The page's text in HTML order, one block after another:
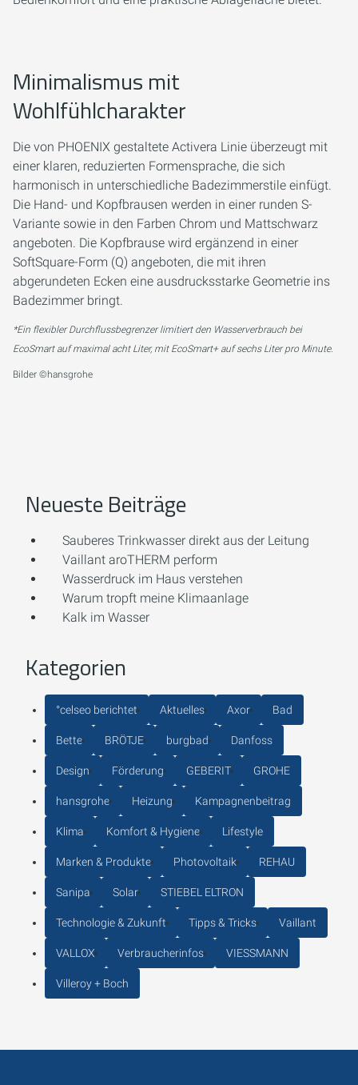
Minimalismus mit
Wohlfühlcharakter
Die von PHOENIX gestaltete Activera Linie überzeugt mit
einer klaren, reduzierten Formensprache, die sich
harmonisch in unterschiedliche Badezimmerstile einfügt.
Die Hand- und Kopfbrausen werden in einer runden S-
Variante sowie in den Farben Chrom und Mattschwarz
angeboten. Die Kopfbrause wird ergänzend in einer
SoftSquare-Form (Q) angeboten, die mit ihren
abgerundeten Ecken eine ausdrucksstarke Geometrie ins
Badezimmer bringt.
*Ein flexibler Durchflussbegrenzer limitiert den Wasserverbrauch bei
EcoSmart auf maximal acht Liter, mit EcoSmart+ auf sechs Liter pro Minute.
Bilder ©hansgrohe
Neueste Beiträge
Sauberes Trinkwasser direkt aus der Leitung
Vaillant aroTHERM perform
Wasserdruck im Haus verstehen
Warum tropft meine Klimaanlage
Kalk im Wasser
Kategorien
°celseo berichtet Aktuelles Axor Bad
Bette BRÖTJE burgbad Danfoss
Design Förderung GEBERIT GROHE
hansgrohe Heizung Kampagnenbeitrag
Klima Komfort & Hygiene Lifestyle
Marken & Produkte Photovoltaik REHAU
Sanipa Solar STIEBEL ELTRON
Technologie & Zukunft Tipps & Tricks Vaillant
VALLOX Verbraucherinfos VIESSMANN
Villeroy + Boch